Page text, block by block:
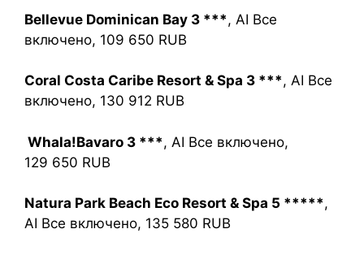
Bellevue Dominican Bay 3 ***, AI Все
включено, 109 650 RUB
Coral Costa Caribe Resort & Spa 3 ***, AI Все
включено, 130 912 RUB
Whala!Bavaro 3 ***, AI Все включено,
129 650 RUB
Natura Park Beach Eco Resort & Spa 5 *****,
AI Все включено, 135 580 RUB